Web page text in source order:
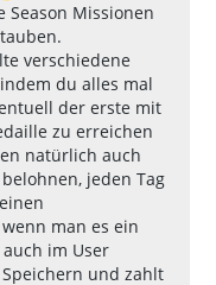
Season Missionen
verschiedene
du alles mal
der erste mit
zu erreichen
natürlich auch
jeden Tag
man es ein
im User
und zahlt